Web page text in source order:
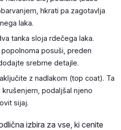
hkrati pa zagotavlja
laka.
tanka sloja rdečega laka.
posuši, preden
srebrne detajle.
z nadlakom (top coat). Ta
podaljšal njeno
sijaj.
izbira za vse, ki cenite